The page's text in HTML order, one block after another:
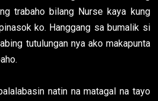
trabaho bilang Nurse kaya kung
ko. Hanggang sa bumalik si
tutulungan nya ako makapunta
natin na matagal na tayo